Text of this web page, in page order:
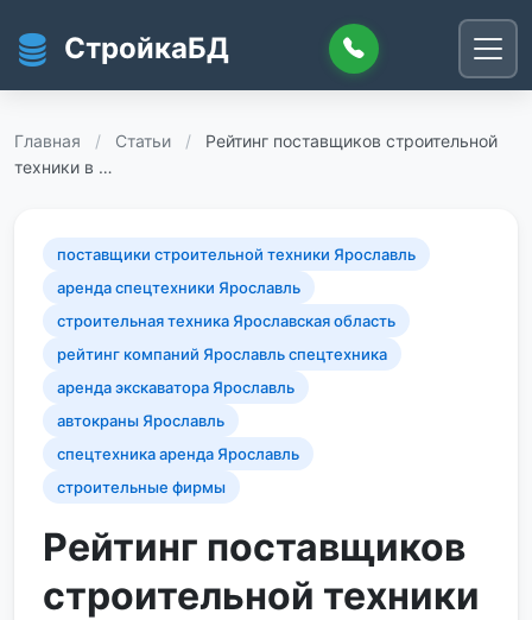
СтройкаБД
Главная / Статьи /
Рейтинг поставщиков строительной
техники в …
поставщики строительной техники Ярославль
аренда спецтехники Ярославль
строительная техника Ярославская область
рейтинг компаний Ярославль спецтехника
аренда экскаватора Ярославль
автокраны Ярославль
спецтехника аренда Ярославль
строительные фирмы
Рейтинг поставщиков
строительной техники